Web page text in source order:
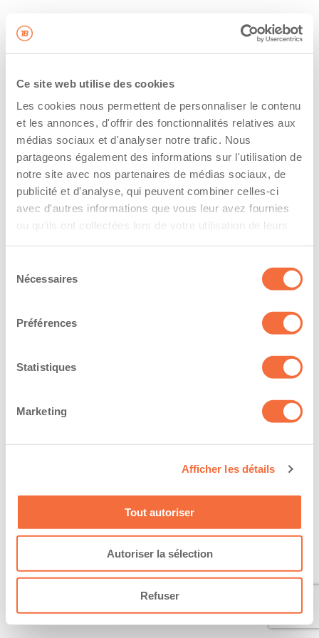
Ce site web utilise des cookies
Les cookies nous permettent de personnaliser le contenu
et les annonces, d'offrir des fonctionnalités relatives aux
médias sociaux et d'analyser notre trafic. Nous
partageons également des informations sur l'utilisation de
notre site avec nos partenaires de médias sociaux, de
publicité et d'analyse, qui peuvent combiner celles-ci
avec d'autres informations que vous leur avez fournies
ou qu'ils ont collectées lors de votre utilisation de leurs
Nécessaires
Préférences
Statistiques
Marketing
Afficher les détails
Tout autoriser
Autoriser la sélection
Refuser